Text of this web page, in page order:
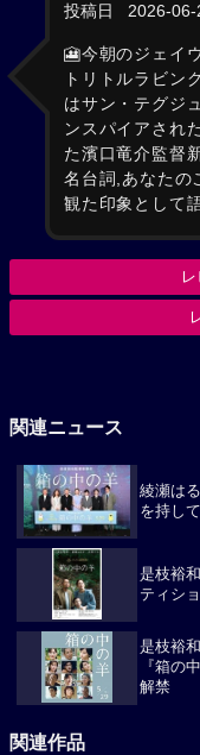
投稿日
2026-06-
🎦今朝のジェイ
トリトルラビン
はサン・テグジ
ンスパイアされ
た濱口竜介監督
名台詞,あなたの
観た印象として
関連ニュース
綾瀬は
を持し
是枝裕
ティシ
是枝裕
『箱の
解禁
関連作品